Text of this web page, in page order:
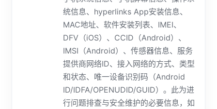
统信息、hyperlinks App安装信息、
MAC地址、软件安装列表、IMEI、
DFV（iOS）、CCID（Android）、
IMSI（Android）、传感器信息、服务
提供商网络ID、接入网络的方式、类型
和状态、唯一设备识别码（Android
ID/IDFA/OPENUDID/GUID）。此为进
行问题排查与安全维护的必要信息，如